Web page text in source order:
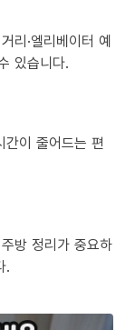
리·엘리베이터 예
있습니다.
이 줄어드는 편
방 정리가 중요하
.